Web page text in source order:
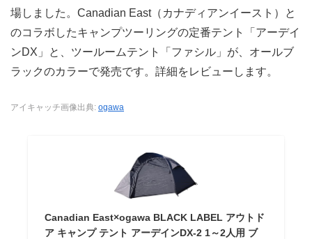
場しました。Canadian East（カナディアンイースト）と
のコラボしたキャンプツーリングの定番テント「アーデイ
ンDX」と、ツールームテント「ファシル」が、オールブ
ラックのカラーで発売です。詳細をレビューします。
アイキャッチ画像出典: ogawa
Canadian East×ogawa BLACK LABEL アウトド
ア キャンプ テント アーデインDX-2 1～2人用 ブ